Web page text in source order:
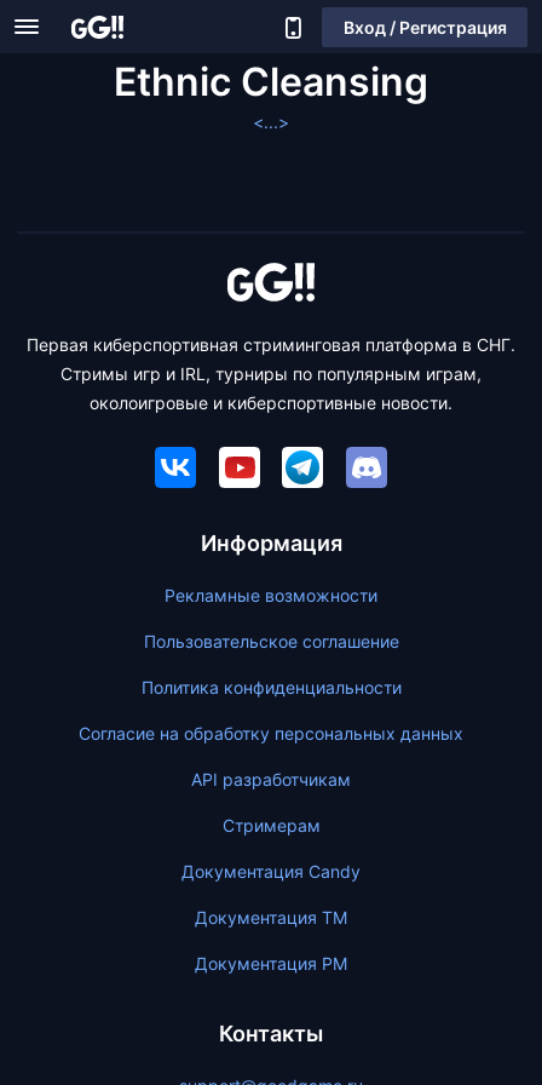
Вход / Регистрация
Ethnic Cleansing
<...>
Первая киберспортивная стриминговая платформа в СНГ.
Стримы игр и IRL, турниры по популярным играм,
околоигровые и киберспортивные новости.
Информация
Рекламные возможности
Пользовательское соглашение
Политика конфиденциальности
Согласие на обработку персональных данных
API разработчикам
Стримерам
Документация Candy
Документация ТМ
Документация PM
Контакты